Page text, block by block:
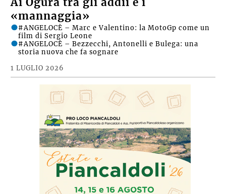
«mannaggia»
1 LUGLIO 2026
#ANGELOCÈ – Marc e Valentino: la MotoGp come un
film di Sergio Leone
#ANGELOCÈ – Bezzecchi, Antonelli e Bulega: una
storia nuova che fa sognare